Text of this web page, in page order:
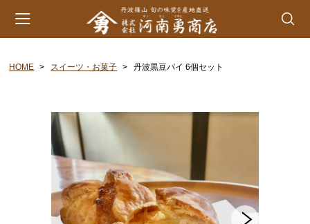
丹波山の芋
生とろろ | 味とろろ
丹波おこわ
HOME スイーツ・お菓子 丹波黒豆パイ 6個セット